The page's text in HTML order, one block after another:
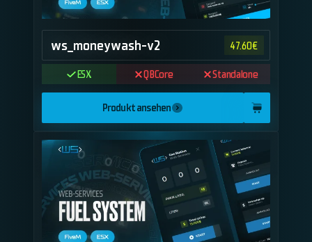
ws_moneywash-v2 47.60€
ESX QBCore Standalone
Produkt ansehen